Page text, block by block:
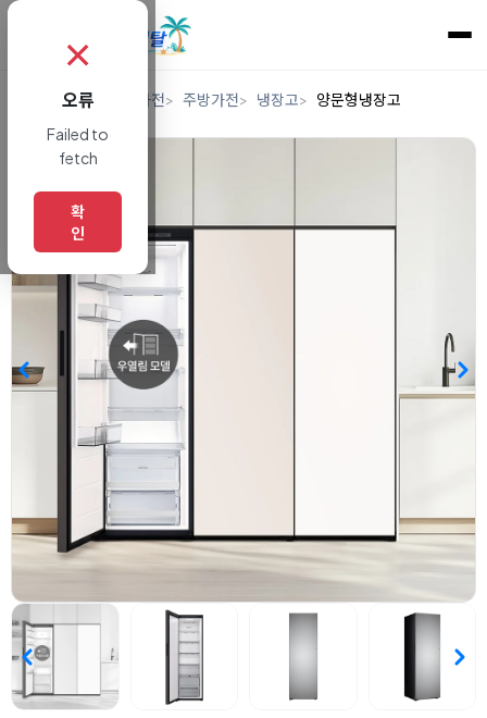
렌탈 디지털/가전 주방가전 냉장고 양문형냉장고
✗
오류
Failed to
fetch
확
인